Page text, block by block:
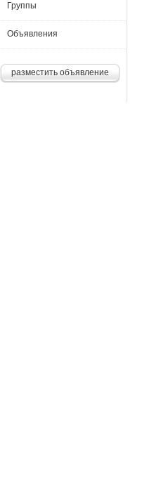
Группы
Объявления
разместить объявление